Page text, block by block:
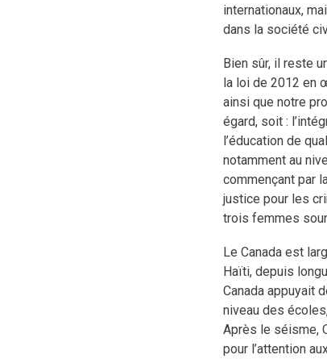
internationaux,
dans la société
Bien sûr, il reste
la loi de 2012 en
ainsi que notre
égard, soit :
l’éducation de
notamment au
commençant par
justice pour les
trois femmes
Le Canada est
Haïti, depuis
Canada appuyait
niveau des
Après le séisme,
pour l’attention